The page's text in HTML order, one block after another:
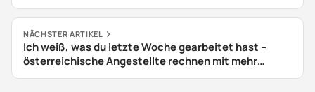
NÄCHSTER ARTIKEL
Ich weiß, was du letzte Woche gearbeitet hast –
österreichische Angestellte rechnen mit mehr
Überwachung durch die Digitalisierung